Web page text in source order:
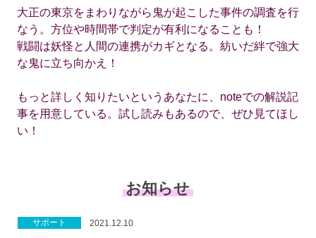
大正の東京をまわりながら鬼が起こした事件の調査を行
なう。方位や時間帯で判定が有利になることも！
戦闘は妖怪と人間の連携がカギとなる。紡いだ絆で強大
な鬼に立ち向かえ！
もっと詳しく知りたいというあなたに、noteでの解説記
事を用意している。試し読みもあるので、ぜひ見てほし
い！
お知らせ
サポート 2021.12.10